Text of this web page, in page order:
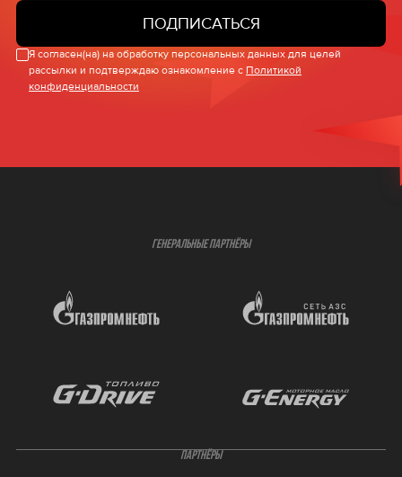
ПОДПИСАТЬСЯ
Я согласен(на) на обработку персональных данных для целей
рассылки и подтверждаю ознакомление с Политикой
конфиденциальности
ГЕНЕРАЛЬНЫЕ ПАРТНЁРЫ
ПАРТНЁРЫ